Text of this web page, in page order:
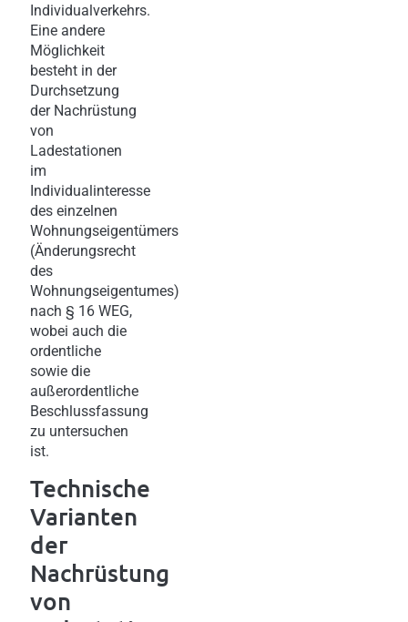
Individualverkehrs.
Eine andere
Möglichkeit
besteht in der
Durchsetzung
der Nachrüstung
von
Ladestationen
im
Individualinteresse
des einzelnen
Wohnungseigentümers
(Änderungsrecht
des
Wohnungseigentumes)
nach § 16 WEG,
wobei auch die
ordentliche
sowie die
außerordentliche
Beschlussfassung
zu untersuchen
ist.
Technische
Varianten
der
Nachrüstung
von